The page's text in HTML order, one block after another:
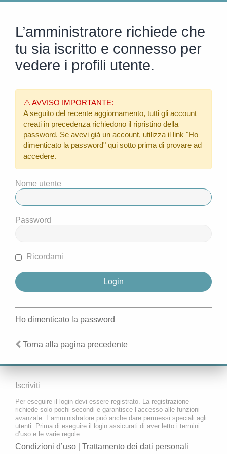
L’amministratore richiede che
tu sia iscritto e connesso per
vedere i profili utente.
⚠️ AVVISO IMPORTANTE:
A seguito del recente aggiornamento, tutti gli account
creati in precedenza richiedono il ripristino della
password. Se avevi già un account, utilizza il link "Ho
dimenticato la password" qui sotto prima di provare ad
accedere.
Nome utente
Password
Ricordami
Ho dimenticato la password
Torna alla pagina precedente
Iscriviti
Per eseguire il login devi essere registrato. La registrazione
richiede solo pochi secondi e garantisce l’accesso alle funzioni
avanzate. L’amministratore può anche dare permessi speciali agli
utenti. Prima di eseguire il login assicurati di aver letto i termini
d’uso e le varie regole.
Condizioni d’uso Trattamento dei dati personali